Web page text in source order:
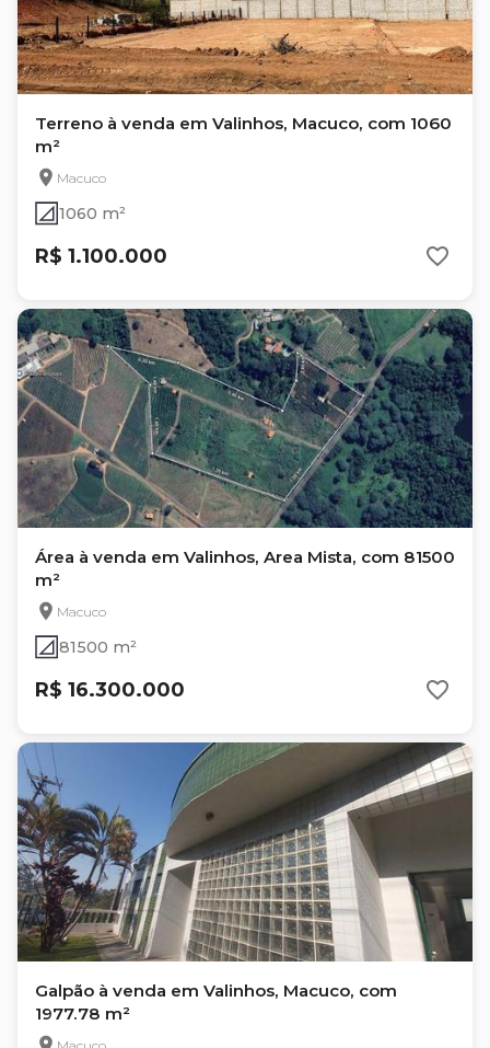
Terreno à venda em Valinhos, Macuco, com 1060
m²
Macuco
1060 m²
R$ 1.100.000
Área à venda em Valinhos, Area Mista, com 81500
m²
Macuco
81500 m²
R$ 16.300.000
Galpão à venda em Valinhos, Macuco, com
1977.78 m²
Macuco